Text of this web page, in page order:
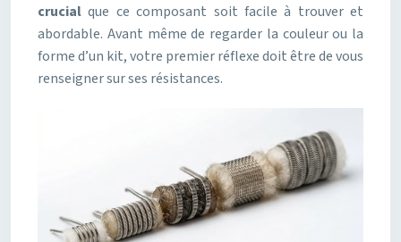
crucial que ce composant soit facile à trouver et
abordable. Avant même de regarder la couleur ou la
forme d’un kit, votre premier réflexe doit être de vous
renseigner sur ses résistances.